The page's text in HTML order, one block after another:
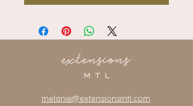
melanie@extensionsmtl.com